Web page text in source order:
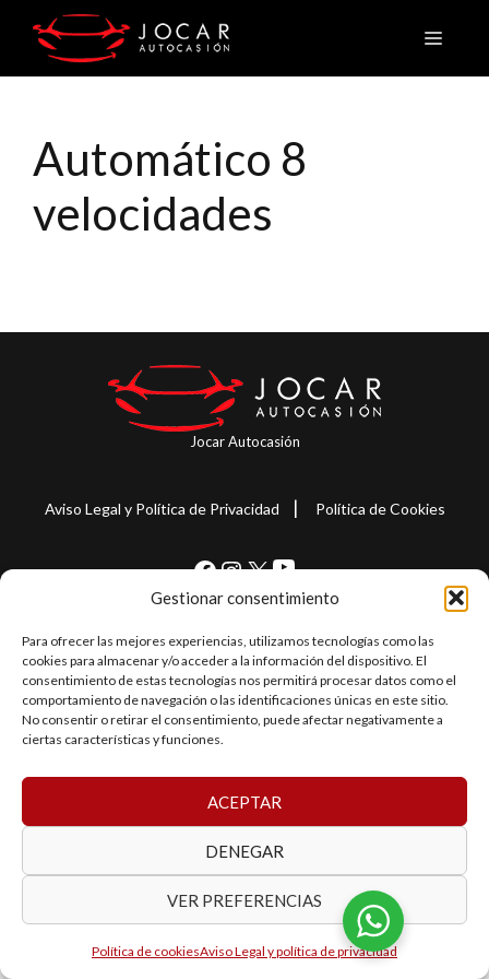
Gestionar consentimiento
Para ofrecer las mejores experiencias, utilizamos tecnologías como las
cookies para almacenar y/o acceder a la información del dispositivo. El
consentimiento de estas tecnologías nos permitirá procesar datos como el
comportamiento de navegación o las identificaciones únicas en este sitio.
No consentir o retirar el consentimiento, puede afectar negativamente a
ciertas características y funciones.
ACEPTAR
DENEGAR
VER PREFERENCIAS
Política de cookiesAviso Legal y política de privacidad
contenido
Menú
Automático 8
velocidades
Jocar Autocasión
Aviso Legal y Política de Privacidad | Política de Cookies
Facebook
Instagram
X YouTube
© 2026 Jocar Autocasión. Desarrollo realizado porInternet
Jal2000